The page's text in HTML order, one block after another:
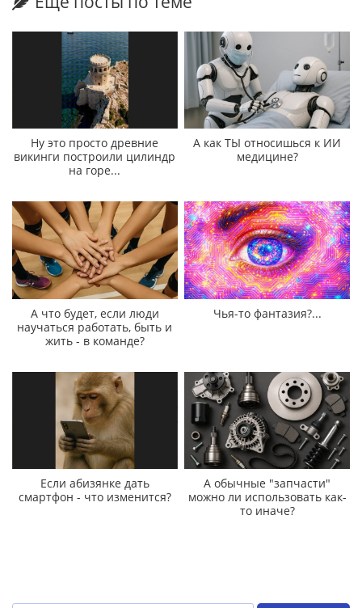
Ну это просто древние
викинги построили цилиндр
на горе...
А как ТЫ относишься к ИИ
медицине?
А что будет, если люди
научаться работать, быть и
жить - в команде?
Чья-то фантазия?...
Если абизянке дать
смартфон - что изменится?
А обычные "запчасти"
можно ли использовать как-
то иначе?